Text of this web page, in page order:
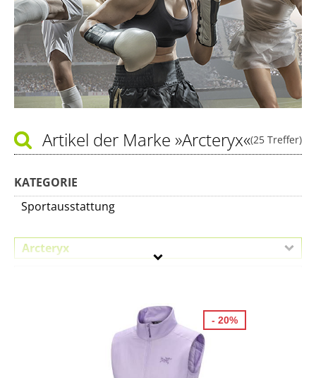
(25 Treffer)
Artikel der Marke »Arcteryx«
KATEGORIE
Sportausstattung
Arcteryx
- 20%